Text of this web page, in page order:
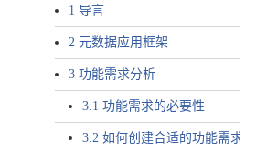
1 导言
2 元数据应用框架
3 功能需求分析
3.1 功能需求的必要性
3.2 如何创建合适的功能需求